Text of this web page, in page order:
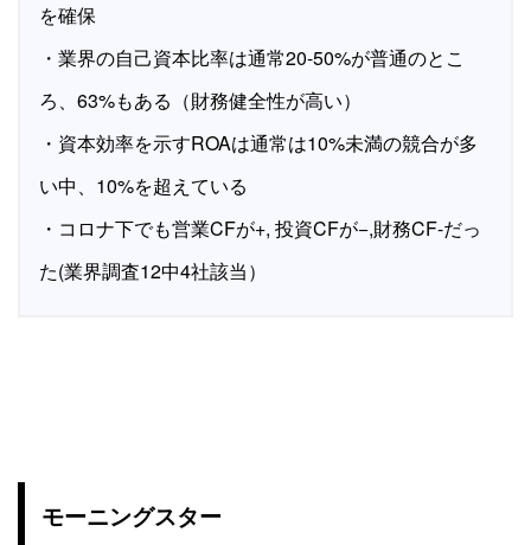
を確保
・業界の自己資本比率は通常20-50%が普通のとこ
ろ、63%もある（財務健全性が高い）
・資本効率を示すROAは通常は10%未満の競合が多
い中、10%を超えている
・コロナ下でも営業CFが+, 投資CFが−,財務CF-だっ
た(業界調査12中4社該当）
モーニングスター